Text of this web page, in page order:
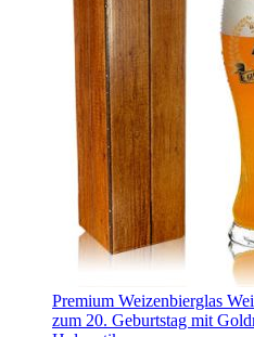
Premium Weizenbierglas
zum 20. Geburtstag mit